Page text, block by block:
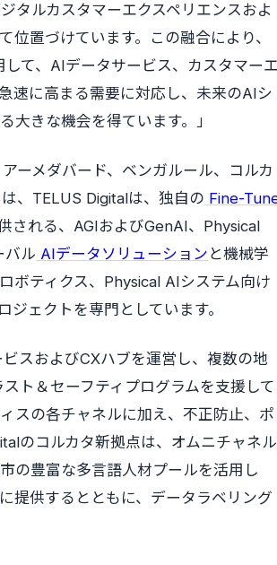
タルカスタマーエクスペリエンスおよ
置づけています。この融合により、
て、AIデータサービス、カスタマーエ
速に高まる需要に対応し、未来のAIシ
大きな機会を得ています。」
ーメダバード、ベンガルール、コルカ
、TELUS Digitalは、独自の Fine-
される、AGIおよびGenAI、Physical
バル AIデータソリューション と機械学
ボティクス、Physical AIシステム向け
ェクトを専門としています。
スおよびCXハブを運営し、複数の地
スト＆セーフティプログラムを支援して
スの各チャネルに加え、不正防止、ポ
のコルカタ新拠点は、オムニチャネル
の豊富な多言語人材プールを活用し
提供するとともに、データラベリング